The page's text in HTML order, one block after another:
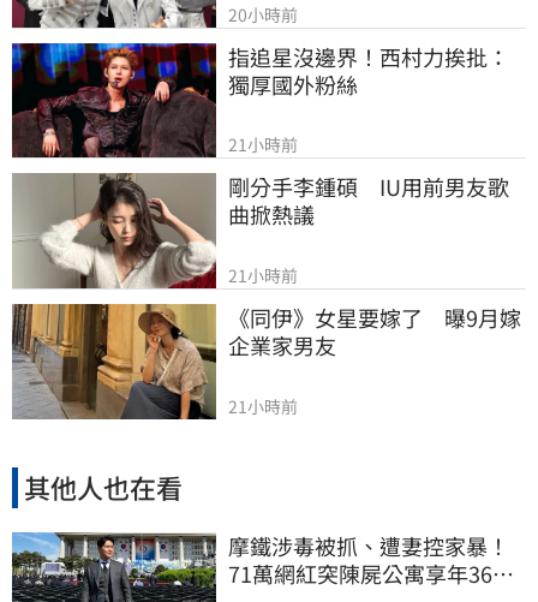
20小時前
指追星沒邊界！西村力挨批：
獨厚國外粉絲
21小時前
剛分手李鍾碩　IU用前男友歌
曲掀熱議
21小時前
《同伊》女星要嫁了　曝9月嫁
企業家男友
21小時前
其他人也在看
摩鐵涉毒被抓、遭妻控家暴！
71萬網紅突陳屍公寓享年36